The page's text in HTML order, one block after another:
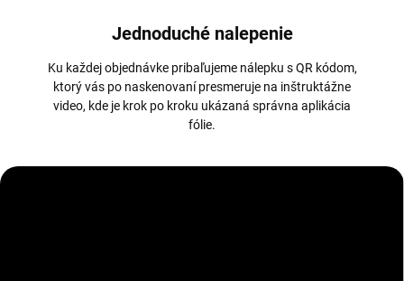
Jednoduché nalepenie
Ku každej objednávke pribaľujeme nálepku s QR kódom,
ktorý vás po naskenovaní presmeruje na inštruktážne
video, kde je krok po kroku ukázaná správna aplikácia
fólie.